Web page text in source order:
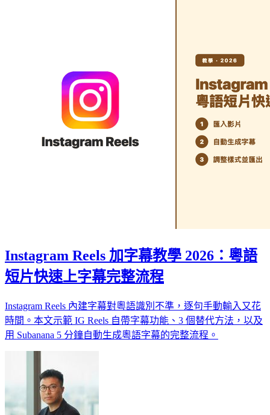
Instagram Reels 加字幕教學 2026：粵語
短片快速上字幕完整流程
Instagram Reels 內建字幕對粵語識別不準，逐句手動輸入又花
時間。本文示範 IG Reels 自帶字幕功能、3 個替代方法，以及
用 Subanana 5 分鐘自動生成粵語字幕的完整流程。